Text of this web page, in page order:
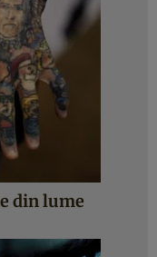
din lume